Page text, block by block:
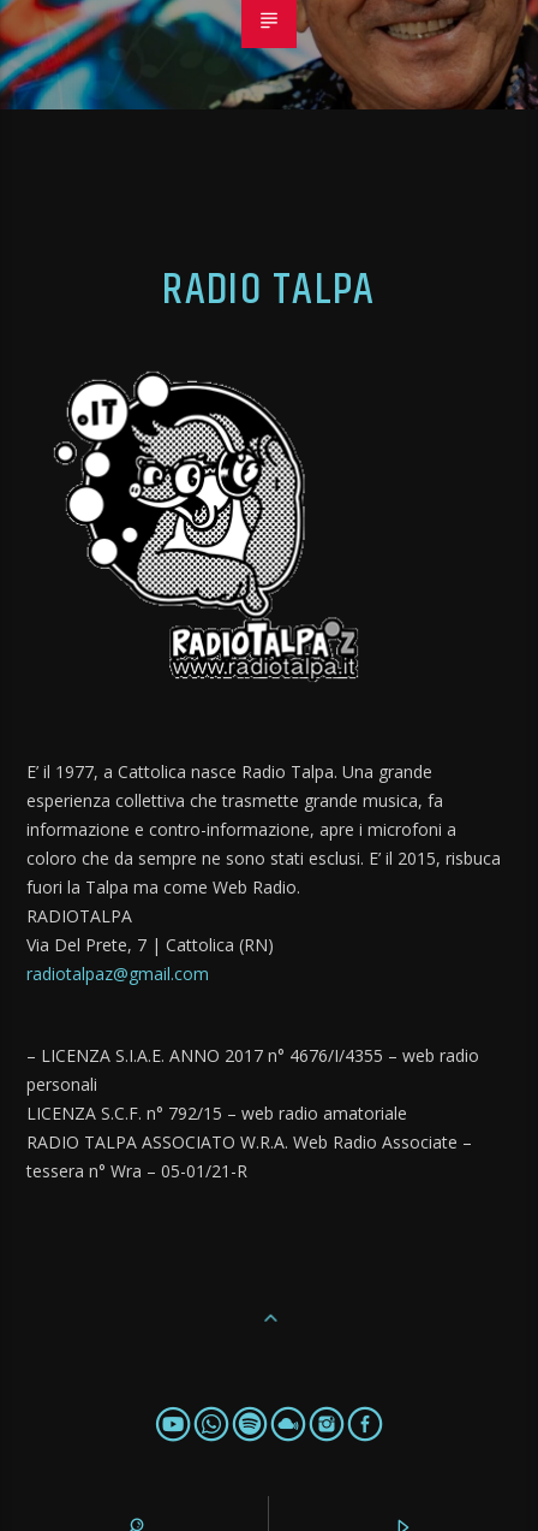
RADIO TALPA
E’ il 1977, a Cattolica nasce Radio Talpa. Una grande
esperienza collettiva che trasmette grande musica, fa
informazione e contro-informazione, apre i microfoni a
coloro che da sempre ne sono stati esclusi. E’ il 2015, risbuca
fuori la Talpa ma come Web Radio.
RADIOTALPA
Via Del Prete, 7 | Cattolica (RN)
radiotalpaz@gmail.com
– LICENZA S.I.A.E. ANNO 2017 n° 4676/I/4355 – web radio
personali
LICENZA S.C.F. n° 792/15 – web radio amatoriale
RADIO TALPA ASSOCIATO W.R.A. Web Radio Associate –
tessera n° Wra – 05-01/21-R